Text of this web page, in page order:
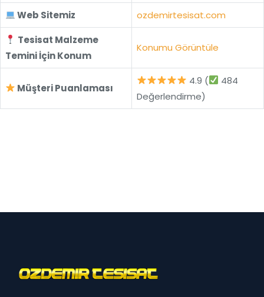
Web Sitemiz
ozdemirtesisat.com
Tesisat Malzeme
Temini İçin Konum
Konumu Görüntüle
Müşteri Puanlaması
4.9 (
484
Değerlendirme)